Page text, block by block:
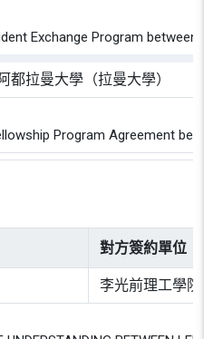
Exchange Program
都拉曼大學（拉曼大學）
Program Agreement
對方簽約單位
李光前理工學院